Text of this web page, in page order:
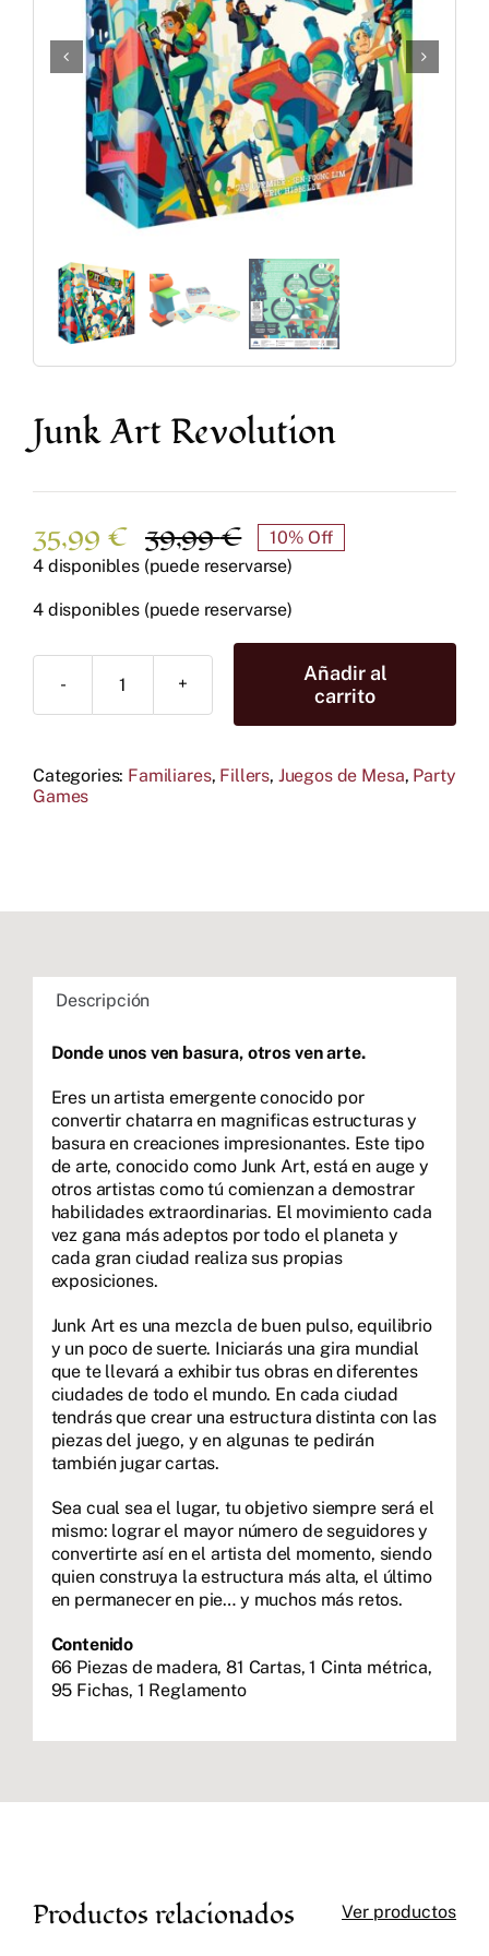
Accesorios y Hobby
Juegos de Mesa
Cartas Coleccionables
Juegos de Rol
Junk Art Revolution
39,99€El
precio
original
era:
39,99 €.
35,99 €
El
precio
actual
es:
35,99 €.
10% Off
4 disponibles (puede reservarse)
4 disponibles (puede reservarse)
Junk
Art
Añadir al
carrito
Categories: Familiares, Fillers, Juegos de Mesa, Party
Games
Descripción
Donde unos ven basura, otros ven arte.
Eres un artista emergente conocido por
convertir chatarra en magnificas estructuras y
basura en creaciones impresionantes. Este tipo
de arte, conocido como Junk Art, está en auge y
otros artistas como tú comienzan a demostrar
habilidades extraordinarias. El movimiento cada
vez gana más adeptos por todo el planeta y
cada gran ciudad realiza sus propias
exposiciones.
Junk Art es una mezcla de buen pulso, equilibrio
y un poco de suerte. Iniciarás una gira mundial
que te llevará a exhibir tus obras en diferentes
ciudades de todo el mundo. En cada ciudad
tendrás que crear una estructura distinta con las
piezas del juego, y en algunas te pedirán
también jugar cartas.
Sea cual sea el lugar, tu objetivo siempre será el
mismo: lograr el mayor número de seguidores y
convertirte así en el artista del momento, siendo
quien construya la estructura más alta, el último
en permanecer en pie… y muchos más retos.
Contenido
66 Piezas de madera, 81 Cartas, 1 Cinta métrica,
95 Fichas, 1 Reglamento
Productos relacionados Ver productos